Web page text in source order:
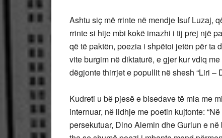
Ashtu siç më rrinte në mendje Isuf Luzaj,
rrinte si hije mbi kokë imazhi i tij prej një
që të paktën, poezia i shpëtoi jetën për ta
vite burgim në diktaturë, e gjer kur vdiq
dëgjonte thirrjet e popullit në shesh “Liri –
Kudreti u bë pjesë e bisedave të mia me
internuar, në lidhje me poetin kujtonte:
persekutuar, Dino Alemin dhe Guriun e